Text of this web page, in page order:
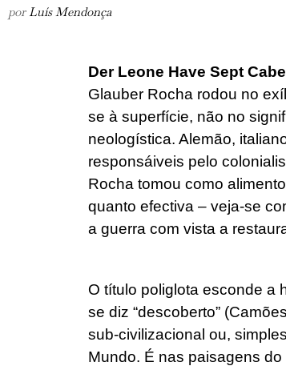
por Luís Mendonça
Der Leone Have Sept
Glauber Rocha rodou no
se à superfície, não no
neologística. Alemão,
responsáiveis pelo
Rocha tomou como
quanto efectiva – veja-se
a guerra com vista a
O título poliglota esconde a
se diz “descoberto”
sub-civilizacional ou,
Mundo. É nas paisagens